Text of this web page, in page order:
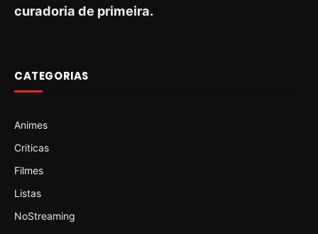
curadoria de primeira.
CATEGORIAS
Animes
Criticas
Filmes
Listas
NoStreaming